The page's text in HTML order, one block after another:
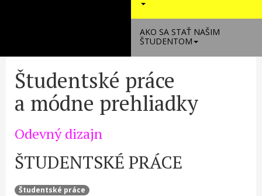
AKO SA STAŤ NAŠIM
ŠTUDENTOM
Študentské práce
a módne prehliadky
Odevný dizajn
ŠTUDENTSKÉ PRÁCE
Študentské práce